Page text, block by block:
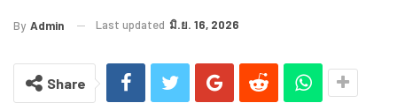
By Admin Last updated มิ.ย. 16, 2026
Share